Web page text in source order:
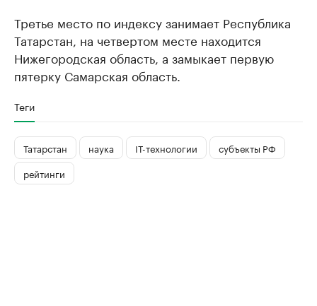
Третье место по индексу занимает Республика
Татарстан, на четвертом месте находится
Нижегородская область, а замыкает первую
пятерку Самарская область.
Теги
Татарстан наука IT-технологии
субъекты РФ
рейтинги